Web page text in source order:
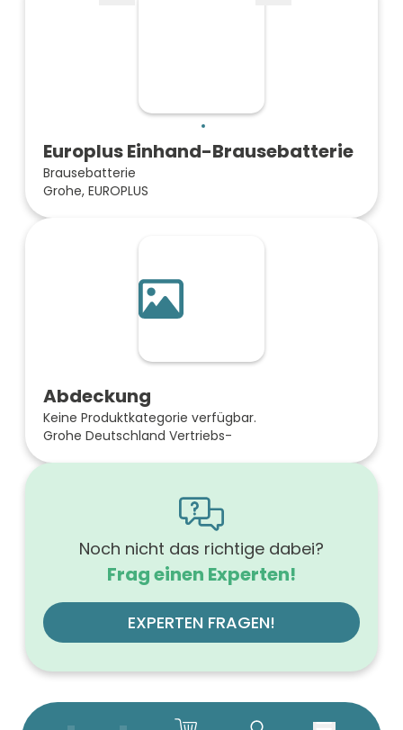
Europlus Einhand-Brausebatterie
Brausebatterie
Grohe, EUROPLUS
Abdeckung
Keine Produktkategorie verfügbar.
Grohe Deutschland Vertriebs-
Noch nicht das richtige dabei?
Frag einen Experten!
EXPERTEN FRAGEN!